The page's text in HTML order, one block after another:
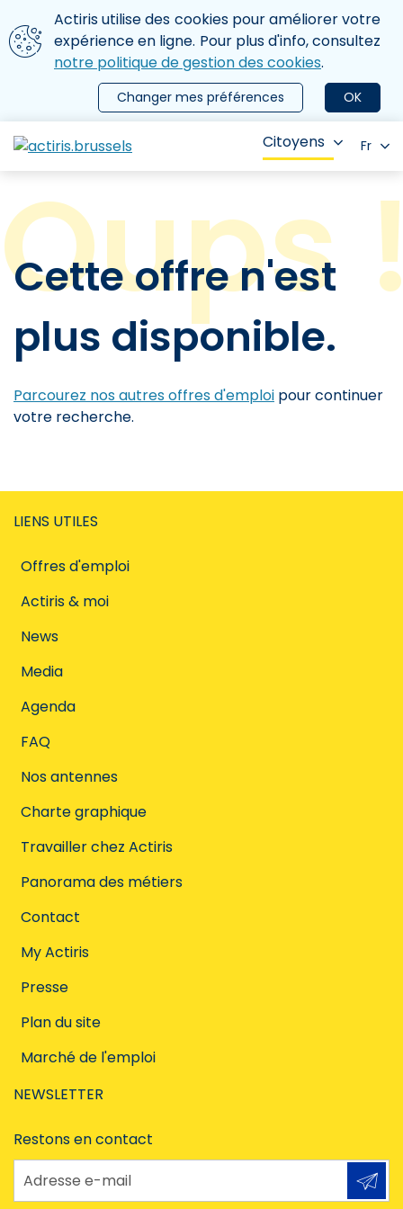
Aller au contenu principal
Nous utilisons des cookies
Actiris utilise des cookies pour améliorer votre
expérience en ligne. Pour plus d'info, consultez
notre politique de gestion des cookies.
OK
Changer mes préférences
le menu
Citoyens Fr
Cette offre n'est
plus disponible.
Parcourez nos autres offres d'emploi pour continuer
votre recherche.
LIENS UTILES
Offres d'emploi
Actiris & moi
News
Media
Agenda
FAQ
Nos antennes
Charte graphique
Travailler chez Actiris
Panorama des métiers
Contact
My Actiris
Presse
Plan du site
Marché de l'emploi
NEWSLETTER
Restons en contact
Adresse e-mail